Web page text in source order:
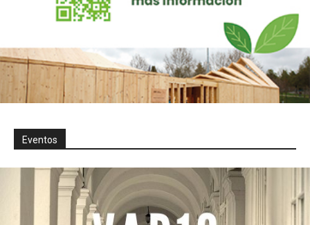
Eventos